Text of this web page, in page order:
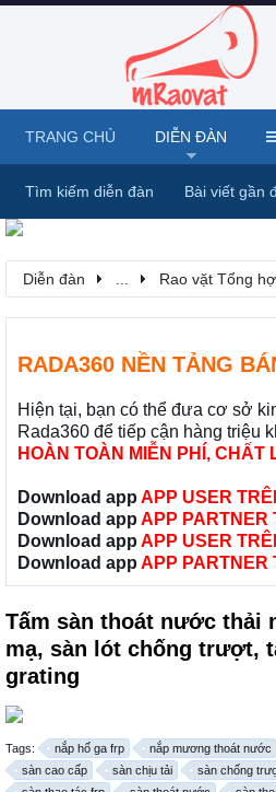
Diễn đàn Rao vặt Tổng
RADA360 NỀN TẢNG
Hiện tại, bạn có thể đưa cơ sở
Rada360 để tiếp cận hàng triệu
HOÀN TOÀN MIỄN PHÍ, CHẤT
Download app APP USER
Download app APP PARTNER
Download app APP USER
Download app APP PARTNER
Tấm sàn thoát nước thải
mạ, sàn lót chống trượt,
grating
Tags: nắp hố ga frp nắp mương thoát nước
sàn cao cấp
sàn chịu tải sàn chống
TRANG CHỦ DIỄN ĐÀN
Tìm kiếm diễn đàn Bài viết gần